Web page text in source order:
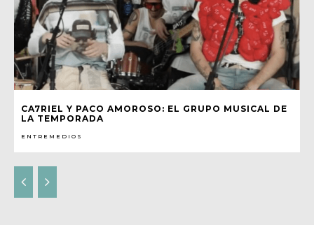
CA7RIEL Y PACO AMOROSO: EL GRUPO MUSICAL DE
LA TEMPORADA
ENTREMEDIOS